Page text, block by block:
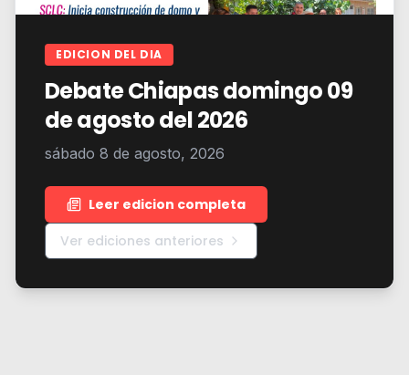
EDICION DEL DIA
Debate Chiapas domingo 09
de agosto del 2026
sábado 8 de agosto, 2026
Leer edicion completa
Ver ediciones anteriores